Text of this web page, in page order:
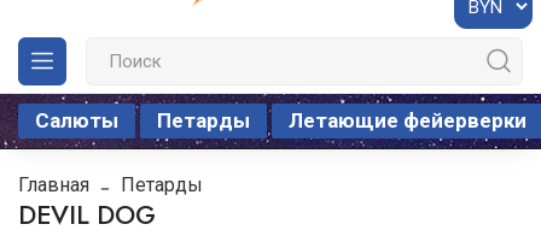
Салюты Петарды Летающие фейерверки
Главная Петарды
DEVIL DOG